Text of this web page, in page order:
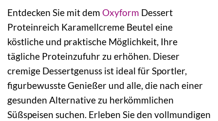
Entdecken Sie mit dem Oxyform Dessert
Proteinreich Karamellcreme Beutel eine
köstliche und praktische Möglichkeit, Ihre
tägliche Proteinzufuhr zu erhöhen. Dieser
cremige Dessertgenuss ist ideal für Sportler,
figurbewusste Genießer und alle, die nach einer
gesunden Alternative zu herkömmlichen
Süßspeisen suchen. Erleben Sie den vollmundigen